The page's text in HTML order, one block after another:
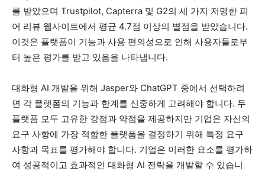
를 받았으며 Trustpilot, Capterra 및 G2의 세 가지 저명한 피
어 리뷰 웹사이트에서 평균 4.7점 이상의 별점을 받았습니다.
이것은 플랫폼이 기능과 사용 편의성으로 인해 사용자들로부
터 높은 평가를 받고 있음을 나타냅니다.
대화형 AI 개발을 위해 Jasper와 ChatGPT 중에서 선택하려
면 각 플랫폼의 기능과 한계를 신중하게 고려해야 합니다. 두
플랫폼 모두 고유한 강점과 약점을 제공하지만 기업은 자신의
요구 사항에 가장 적합한 플랫폼을 결정하기 위해 특정 요구
사항과 목표를 평가해야 합니다. 기업은 이러한 요소를 평가하
여 성공적이고 효과적인 대화형 AI 전략을 개발할 수 있습니